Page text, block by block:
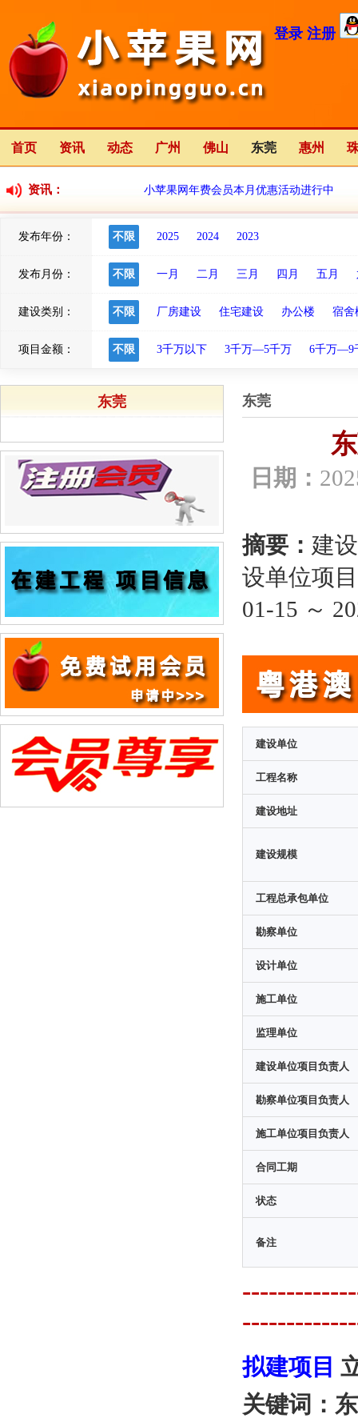
登录 注册
首页 资讯 动态 广州 佛山 东莞 惠州
资讯： 小苹果网年费会员本月优惠活动进行中
小苹果网全新改版中
发布年份： 不限 2025 2024 2023
发布月份： 不限 一月 二月 三月 四月 五月
建设类别： 不限 厂房建设 住宅建设 办公楼 宿舍
项目金额： 不限 3千万以下 3千万—5千万 6千万—9
东莞 东莞
日期：
摘要： 建
设单位项
01-15 ～
建设单位
工程名称
建设地址
建设规模
工程总承包单位
勘察单位
设计单位
施工单位
监理单位
建设单位项目负责人
勘察单位项目负责人
施工单位项目负责人
合同工期
状态
备注
拟建项目
关键词：